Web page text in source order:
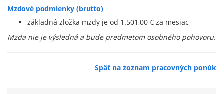
Mzdové podmienky (brutto)
základná zložka mzdy je od 1.501,00 € za mesiac
Mzda nie je výsledná a bude predmetom osobného pohovoru.
Späť na zoznam pracovných ponúk